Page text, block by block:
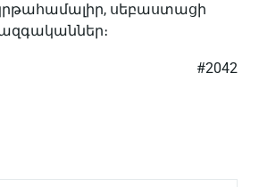
, սեբաստացի
#2042